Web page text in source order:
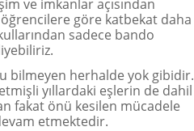
ve imkanlar açısından
göre katbekat daha
sadece bando
bilmeyen herhalde yok gibidir.
yıllardaki eşlerin de dahil
fakat önü kesilen mücadele
etmektedir.